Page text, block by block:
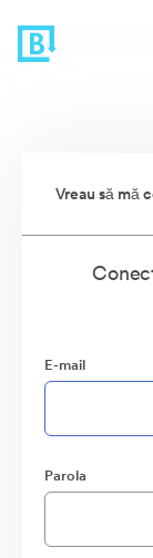
Vreau să mă
E-mail
Parola